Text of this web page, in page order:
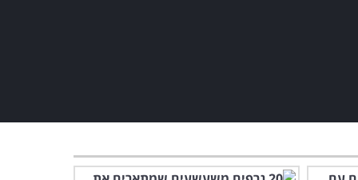
הצבעים והגדלים - מצחיק!